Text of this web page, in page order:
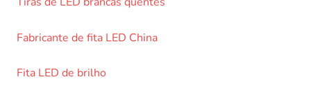
Fabricante de fita LED China
Fita LED de brilho